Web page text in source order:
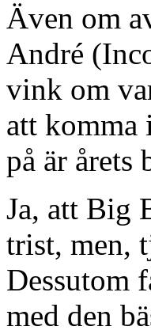
Även om
André
vink om
att komma
på är årets
Ja, att Big
trist, men,
Dessutom
med den